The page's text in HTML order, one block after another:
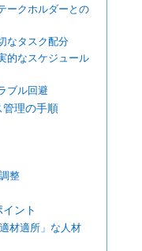
ークホルダーとの
なタスク配分
的なスケジュール
ブル回避
理の手順
整
ント
材適所」な人材